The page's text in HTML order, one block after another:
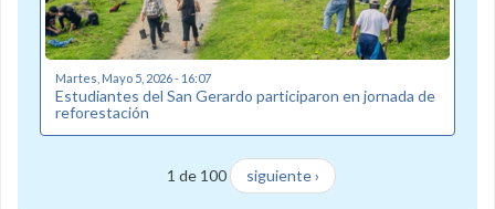
Martes, Mayo 5, 2026 - 16:07
Estudiantes del San Gerardo participaron en jornada de
reforestación
1 de 100 siguiente ›